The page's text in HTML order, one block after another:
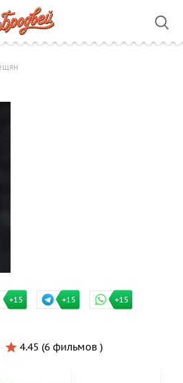
+15 +15 +15
4.45 (6 фильмов )